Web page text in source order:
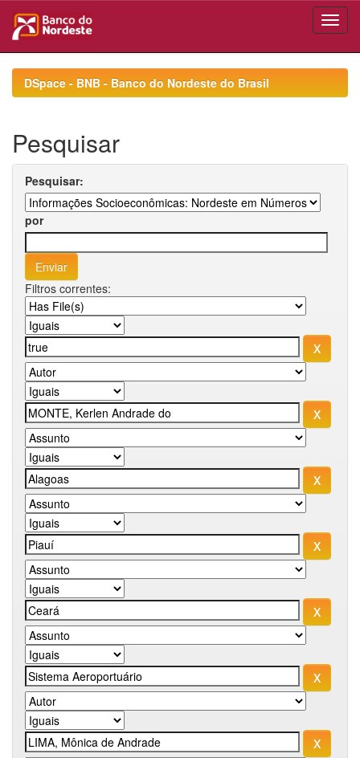
navigationDSpace - BNB - Banco do Nordeste do Brasil
Pesquisar
Pesquisar:
por
Filtros correntes: